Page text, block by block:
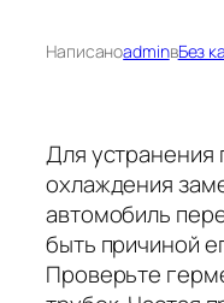
НаписаноadminвБез
Для устранения
охлаждения
автомобиль
быть причиной
Проверьте